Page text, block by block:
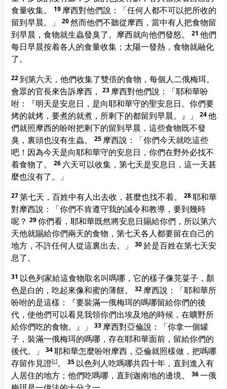
食量收集。
19 摩西對他們說：「任何人都不可以把所收的
留到早晨。」
20然而他們不聽從摩西 ，當中有人把食物留
到早晨，食物就生蟲發臭了。 摩西就向他們發怒。 21 他們
每日早晨按着各人的食量收集；太陽一發熱，食物就融化
了。
22到第六天，他們收集了雙倍的食物，每個人二俄梅珥。
會眾的官長來告訴摩西 ， 23 摩西對他們說：「耶和華吩
咐：『明天是安息日，是向耶和華守的聖安息日。你們要
烤的就烤，要煮的就煮，所剩下的都留到早晨。』」
24他
們就照摩西的吩咐把剩下的留到早晨，這些食物既不發
臭，裏頭也沒有生蟲。
25 摩西說：「你們今天就吃這些
吧！因為今天是向耶和華守的安息日，你們在野外必找不
着食物了。
26 六天可以收集，第七天是安息日，這一天甚
麼也沒有了。」
27第七天，百姓中有人出去收，甚麼也找不着。 28耶和華
對摩西說：「你們不肯遵守我的誡令和教導，要到幾時
呢？ 29你們看，耶和華既然將安息日賜給你們，所以第六
天他就賜給你們兩天的食物，第七天各人都要留在自己的
地方，不許任何人從這裏出去。」
30於是百姓在第七天安
息了。
31 以色列家給這食物取名叫嗎哪，它的樣子像芫荽子，顏
色是白的，吃起來像和蜜的薄餅。
32 摩西說：「耶和華所
吩咐的是這樣：『要裝滿一俄梅珥的嗎哪留給你們的後
代，使他們可以看見我領你們出埃及地的時候，在曠野所
給你們吃的食物。』」
33 摩西對亞倫說：「你拿一個罐
子，裝滿一俄梅珥的嗎哪，存在耶和華面前，留給你們的
後代。」
34耶和華怎麼吩咐摩西 ， 亞倫就照樣做，把嗎哪
存留作見證[c]。 35 以色列人吃嗎哪共四十年，直到進入有
人居住的地方；他們吃嗎哪，直到迦南地的邊境。 36一俄